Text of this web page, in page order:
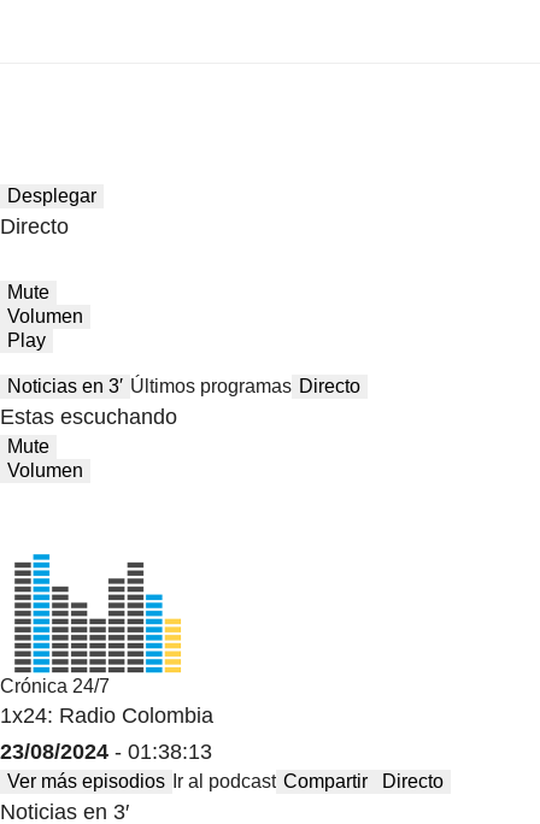
Desplegar
Directo
Mute
Volumen
Play
Noticias en 3′ Últimos programas Directo
Estas escuchando
Mute
Volumen
Crónica 24/7
1x24: Radio Colombia
23/08/2024 - 01:38:13
Ver más episodios Ir al podcast Compartir Directo
Noticias en 3′